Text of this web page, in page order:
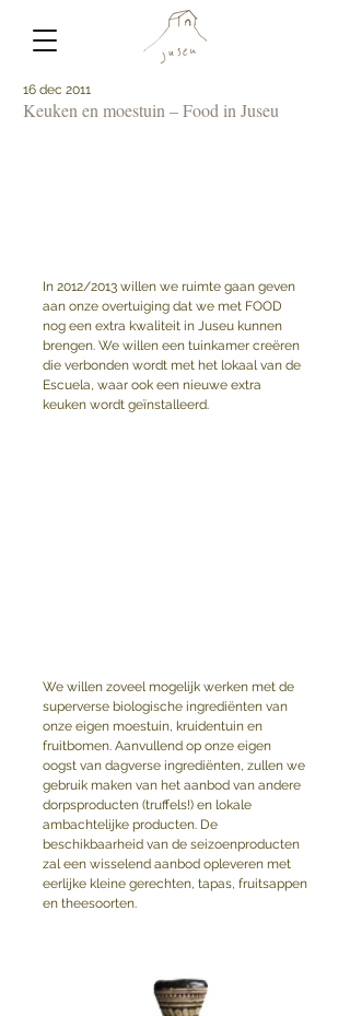
Keuken en moestuin – Food in Juseu
16 dec 2011
In 2012/2013 willen we ruimte gaan geven
aan onze overtuiging dat we met FOOD
nog een extra kwaliteit in Juseu kunnen
brengen. We willen een tuinkamer creëren
die verbonden wordt met het lokaal van de
Escuela, waar ook een nieuwe extra
keuken wordt geïnstalleerd.
We willen zoveel mogelijk werken met de
superverse biologische ingrediënten van
onze eigen moestuin, kruidentuin en
fruitbomen. Aanvullend op onze eigen
oogst van dagverse ingrediënten, zullen we
gebruik maken van het aanbod van andere
dorpsproducten (truffels!) en lokale
ambachtelijke producten. De
beschikbaarheid van de seizoenproducten
zal een wisselend aanbod opleveren met
eerlijke kleine gerechten, tapas, fruitsappen
en theesoorten.